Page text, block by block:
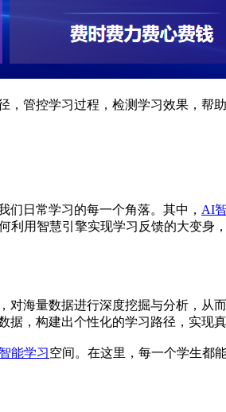
管控学习过程，检测学习效果，帮
日常学习的每一个角落。其中， AI
利用智慧引擎实现学习反馈的大变身
海量数据进行深度挖掘与分析，从
，构建出个性化的学习路径，实现真
智能学习空间。在这里，每一个学生都